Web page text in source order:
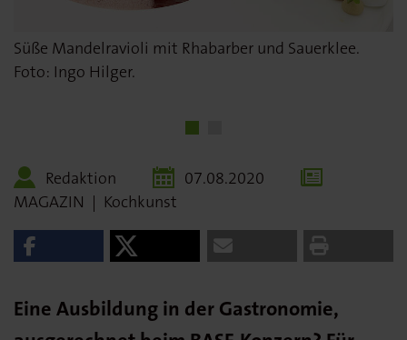
Süße Mandelravioli mit Rhabarber und Sauerklee.
Foto: Ingo Hilger.
Christian Saul in Action. Foto: Ingo Hilger.
Redaktion
07.08.2020
MAGAZIN | Kochkunst
Eine Ausbildung in der Gastronomie,